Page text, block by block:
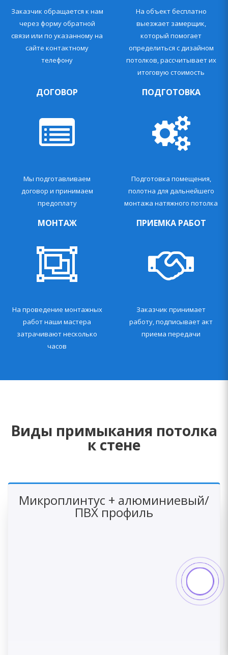
Заказчик обращается к нам
через форму обратной
связи или по указанному на
сайте контактному
телефону
На объект бесплатно
выезжает замерщик,
который помогает
определиться с дизайном
потолков, рассчитывает их
итоговую стоимость
ДОГОВОР
Мы подготавливаем
договор и принимаем
предоплату
ПОДГОТОВКА
Подготовка помещения,
полотна для дальнейшего
монтажа натяжного потолка
МОНТАЖ
На проведение монтажных
работ наши мастера
затрачивают несколько
часов
ПРИЕМКА РАБОТ
Заказчик принимает
работу, подписывает акт
приема передачи
Виды примыкания потолка
к стене
Микроплинтус + алюминиевый/
ПВХ профиль